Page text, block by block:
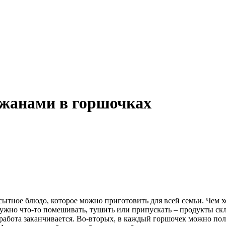
в горшочках
блюдо, которое можно приготовить для всей семьи.
что-то помешивать, тушить или припускать – продукты
заканчивается. Во-вторых, в каждый горшочек можно